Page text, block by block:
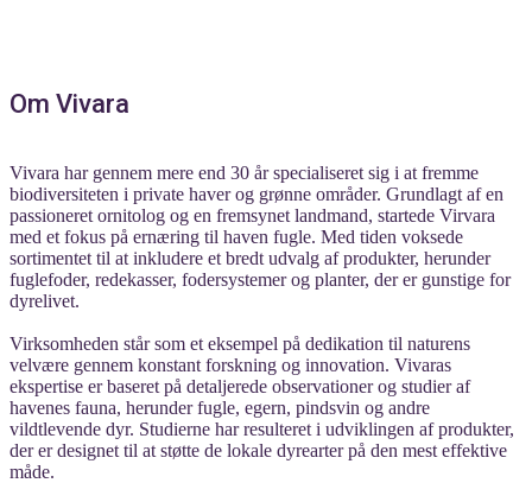
Om Vivara
Vivara har gennem mere end 30 år specialiseret sig i at fremme
biodiversiteten i private haver og grønne områder. Grundlagt af en
passioneret ornitolog og en fremsynet landmand, startede Virvara
med et fokus på ernæring til haven fugle. Med tiden voksede
sortimentet til at inkludere et bredt udvalg af produkter, herunder
fuglefoder, redekasser, fodersystemer og planter, der er gunstige for
dyrelivet.
Virksomheden står som et eksempel på dedikation til naturens
velvære gennem konstant forskning og innovation. Vivaras
ekspertise er baseret på detaljerede observationer og studier af
havenes fauna, herunder fugle, egern, pindsvin og andre
vildtlevende dyr. Studierne har resulteret i udviklingen af produkter,
der er designet til at støtte de lokale dyrearter på den mest effektive
måde.